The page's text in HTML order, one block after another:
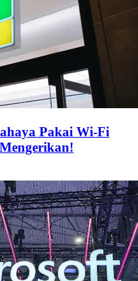
Pakai Wi-Fi